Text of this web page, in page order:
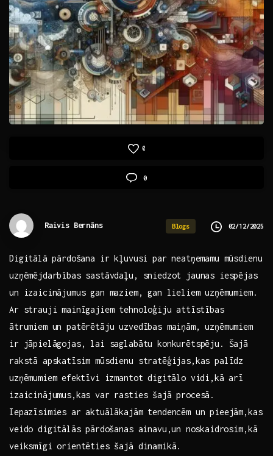
0
0
Raivis Bernāns Blogs 02/12/2025
Digitālā ⁤pārdošana ir kļuvusi par neatņemamu mūsdienu
uzņēmējdarbības sastāvdaļu, sniedzot ‍jaunas iespējas
un izaicinājumus gan maziem, gan ⁢lieliem uzņēmumiem.
Ar strauji mainīgajiem tehnoloģiju ⁢attīstības
ātrumiem un patērētāju uzvedības maiņām, uzņēmumiem
ir jāpielāgojas, lai saglabātu konkurētspēju. Šajā
rakstā apskatīsim mūsdienu stratēģijas,kas palīdz
uzņēmumiem ⁤efektīvi izmantot digitālo vidi,kā arī
izaicinājumus,kas var rasties šajā procesā.
Iepazīsimies ar aktuālākajām tendencēm un pieejām,kas
veido digitālās ⁣pārdošanas ainavu,un⁤ noskaidrosim,kā
veiksmīgi ​orientēties šajā dinamikā.